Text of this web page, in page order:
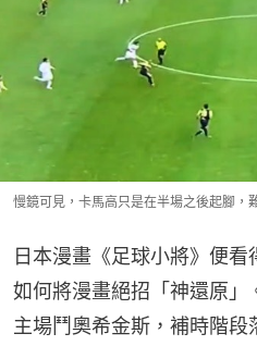
慢鏡可見，卡馬高只是在半場之後起腳，
日本漫畫《足球小將》便
如何將漫畫絕招「神還原」
主場鬥奧希金斯，補時階段